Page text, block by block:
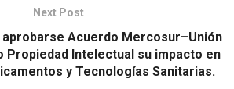
Next Post
aprobarse Acuerdo Mercosur–Unión
Propiedad Intelectual su impacto en
y Tecnologías Sanitarias.